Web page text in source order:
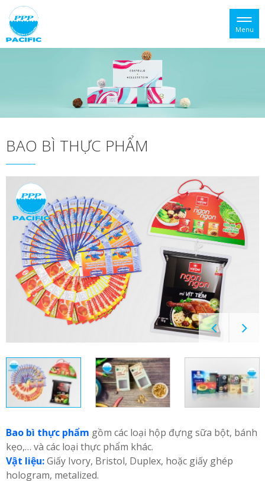
Menu
BAO BÌ THỰC PHẨM
Bao bì thực phẩm gồm các loại hộp đựng sữa bột, bánh
kẹo,… và các loại thực phẩm khác.
Vật liệu:Giấy Ivory, Bristol, Duplex, hoặc giấy ghép
hologram, metalized.